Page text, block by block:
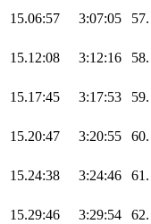
15.06:57 3:07:05 57.
15.12:08 3:12:16 58.
15.17:45 3:17:53 59.
15.20:47 3:20:55 60.
15.24:38 3:24:46 61.
15.29:46 3:29:54 62.